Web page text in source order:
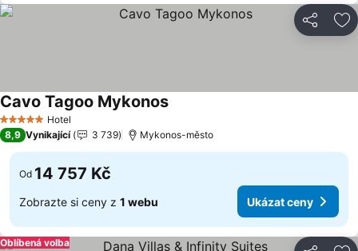
Sdílet
5 Počet hvězdiček
Hotel
Cavo Tagoo MykonosUkázat ceny
8,9 Vynikající 3 739 Mykonos-město
Od 14 757 Kč
Zobrazte si ceny z 1 webu Ukázat ceny
Oblíbená volba